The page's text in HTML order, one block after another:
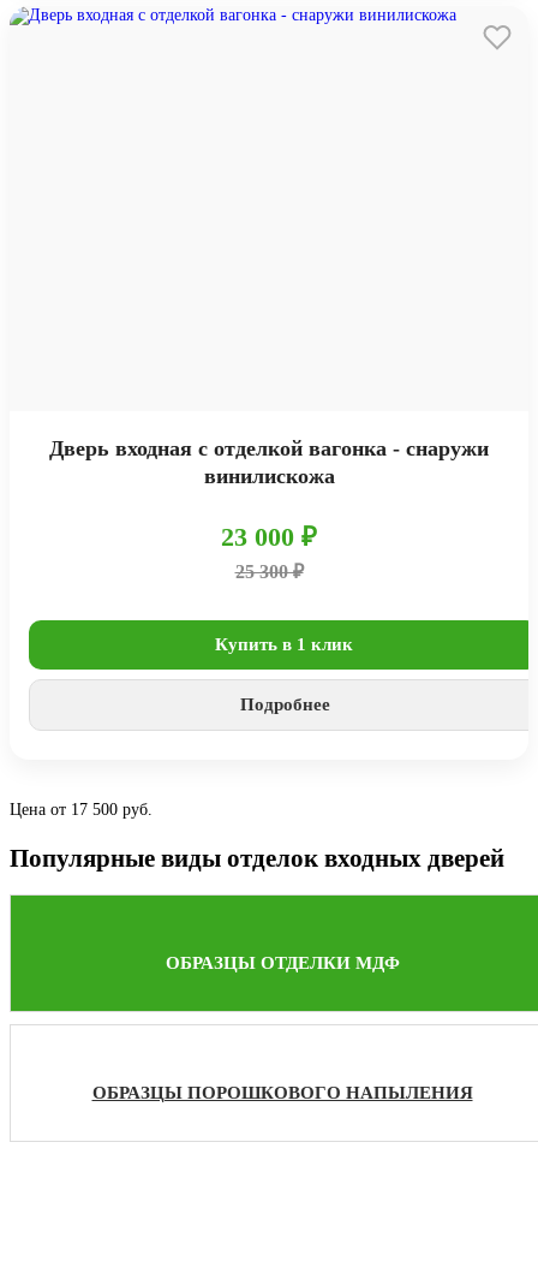
Дверь входная с отделкой вагонка - снаружи
винилискожа
23 000 ₽
25 300 ₽
Купить в 1 клик
Подробнее
Цена от 17 500 руб.
Популярные виды отделок входных дверей
ОБРАЗЦЫ ОТДЕЛКИ МДФ
ОБРАЗЦЫ ПОРОШКОВОГО НАПЫЛЕНИЯ